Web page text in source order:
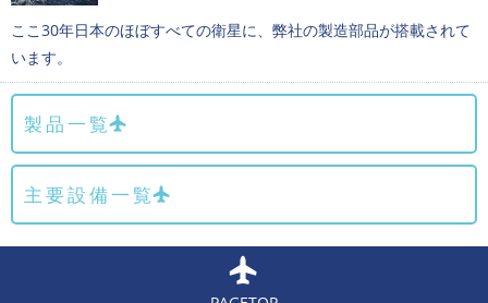
ここ30年日本のほぼすべての衛星に、弊社の製造部品が搭載されて
います。
製品一覧
主要設備一覧